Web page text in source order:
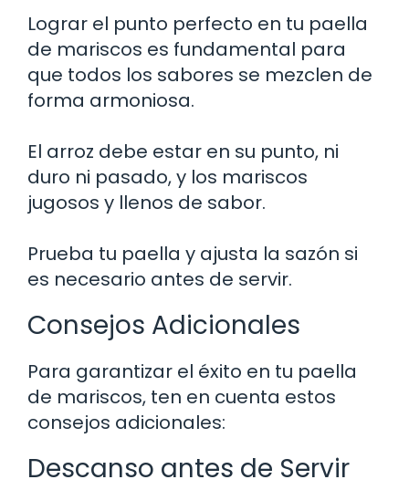
Lograr el punto perfecto en tu paella
de mariscos es fundamental para
que todos los sabores se mezclen de
forma armoniosa.
El arroz debe estar en su punto, ni
duro ni pasado, y los mariscos
jugosos y llenos de sabor.
Prueba tu paella y ajusta la sazón si
es necesario antes de servir.
Consejos Adicionales
Para garantizar el éxito en tu paella
de mariscos, ten en cuenta estos
consejos adicionales:
Descanso antes de Servir